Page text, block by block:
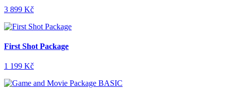
3 899 Kč
First Shot Package
1 199 Kč